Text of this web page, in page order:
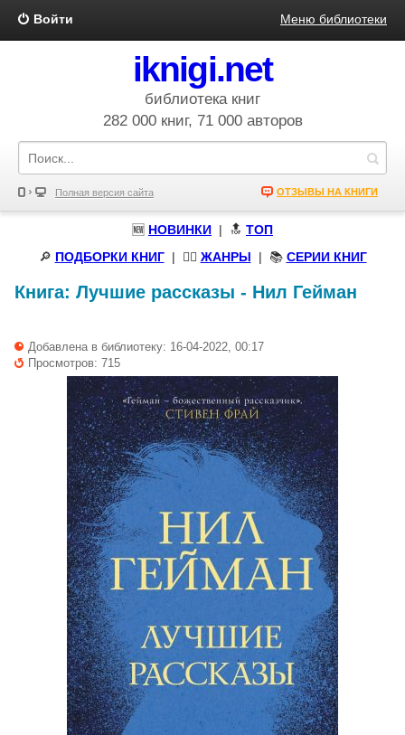
Войти Меню библиотеки
iknigi.net
библиотека книг
282 000 книг, 71 000 авторов
Полная версия сайта ОТЗЫВЫ НА КНИГИ
🆕 НОВИНКИ | 🔝 ТОП
🔎 ПОДБОРКИ КНИГ| 🧝‍♀️ ЖАНРЫ | 📚 СЕРИИ КНИГ
Книга: Лучшие рассказы - Нил Гейман
Добавлена в библиотеку: 16-04-2022, 00:17
Просмотров: 715